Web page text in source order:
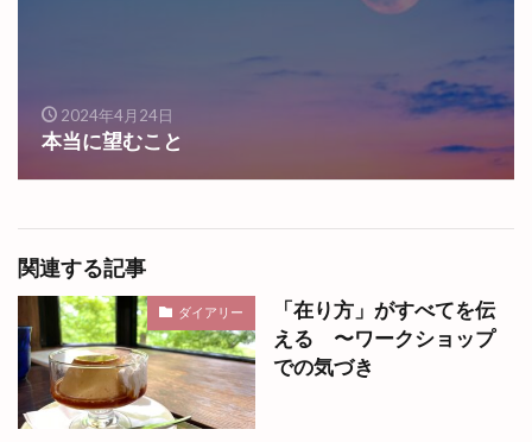
2024年4月24日
本当に望むこと
関連する記事
ダイアリー
「在り方」がすべてを伝
える 〜ワークショップ
での気づき